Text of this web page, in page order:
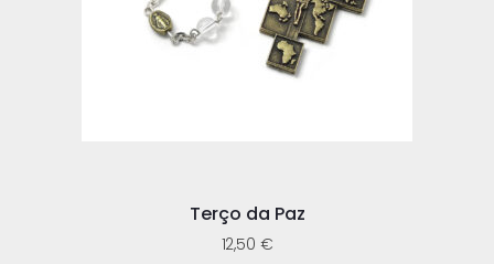
Terço da Paz
12,50 €